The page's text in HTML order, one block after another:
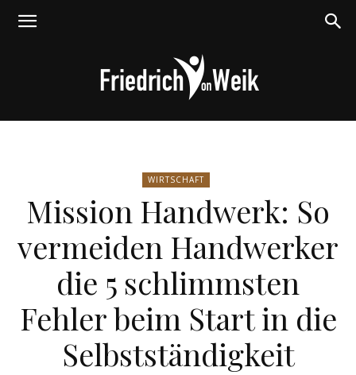
von
Weik
WIRTSCHAFT
Mission Handwerk: So
vermeiden Handwerker
die 5 schlimmsten
Fehler beim Start in die
Selbstständigkeit